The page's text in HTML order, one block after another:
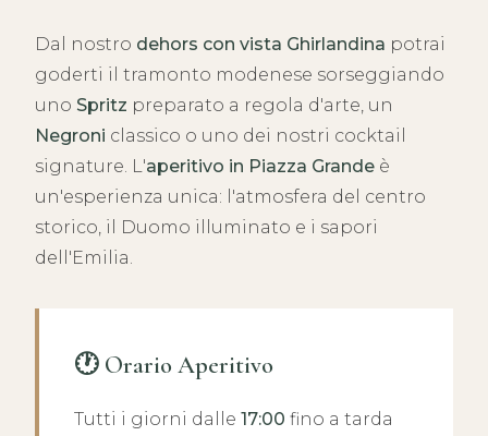
Dal nostro dehors con vista Ghirlandina potrai
goderti il tramonto modenese sorseggiando
uno Spritz preparato a regola d'arte, un
Negroni classico o uno dei nostri cocktail
signature. L'aperitivo in Piazza Grande è
un'esperienza unica: l'atmosfera del centro
storico, il Duomo illuminato e i sapori
dell'Emilia.
🕐 Orario Aperitivo
Tutti i giorni dalle 17:00 fino a tarda